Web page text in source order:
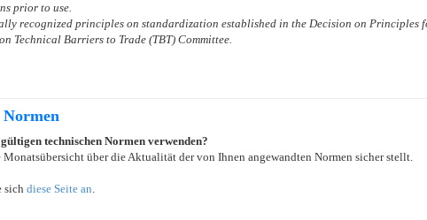
prior to use.
recognized principles on standardization established in the Decision on Principles
Technical Barriers to Trade (TBT) Committee.
technischen Normen verwenden?
über die Aktualität der von Ihnen angewandten Normen sicher stellt.
sichdiese Seite an.